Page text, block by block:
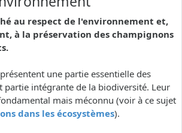
au respect de l'environnement et,
à la préservation des champignons
une partie essentielle des
partie intégrante de la biodiversité. Leur
mais méconnu (voir à ce sujet
dans les écosystèmes).